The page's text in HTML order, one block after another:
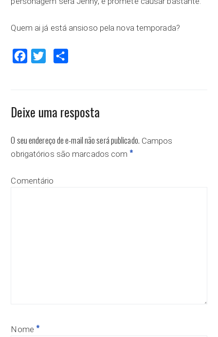
Quem ai já está ansioso pela nova temporada?
Facebook Twitter
Deixe uma resposta
O seu endereço de e-mail não será publicado. Campos
obrigatórios são marcados com *
Comentário
Nome *